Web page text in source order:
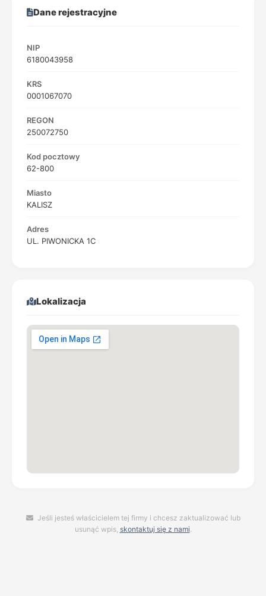
Dane rejestracyjne
NIP
6180043958
KRS
0001067070
REGON
250072750
Kod pocztowy
62-800
Miasto
KALISZ
Adres
UL. PIWONICKA 1C
Lokalizacja
Jeśli jesteś właścicielem tej firmy i chcesz zaktualizować lub
usunąć wpis, skontaktuj się z nami.